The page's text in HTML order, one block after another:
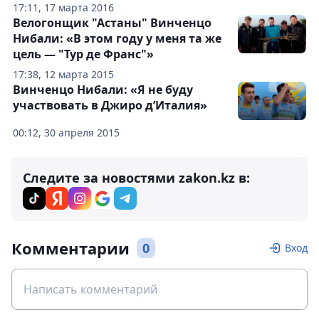
17:11, 17 марта 2016
17:38, 12 марта 2015
Велогонщик "Астаны" Винченцо
Нибали: «В этом году у меня та же
цель — "Тур де Франс"»
00:12, 30 апреля 2015
Винченцо Нибали: «Я не буду
участвовать в Джиро д’Италия»
Следите за новостями zakon.kz в:
Комментарии 0 Вход